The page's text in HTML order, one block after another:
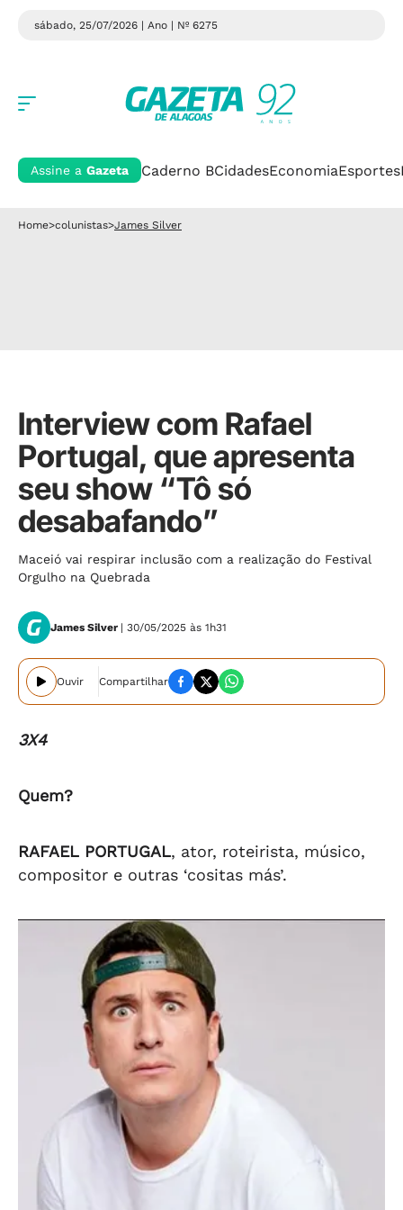
sábado, 25/07/2026 | Ano | Nº 6275
Assine a Gazeta Caderno BCidadesEconomiaEsportes
Home>colunistas>James Silver
Interview com Rafael
Portugal, que apresenta
seu show “Tô só
desabafando”
Maceió vai respirar inclusão com a realização do Festival
Orgulho na Quebrada
James Silver | 30/05/2025 às 1h31
Ouvir Compartilhar
3X4
Quem?
RAFAEL PORTUGAL, ator, roteirista, músico,
compositor e outras ‘cositas más’.